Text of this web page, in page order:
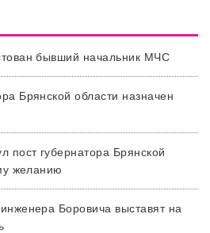
бывший начальник МЧС
Брянской области назначен
пост губернатора Брянской
желанию
Боровича выставят на